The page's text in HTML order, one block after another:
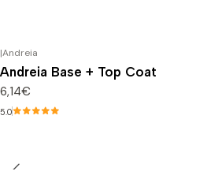
|Andreia
Andreia Base + Top Coat
6,14€
5.0